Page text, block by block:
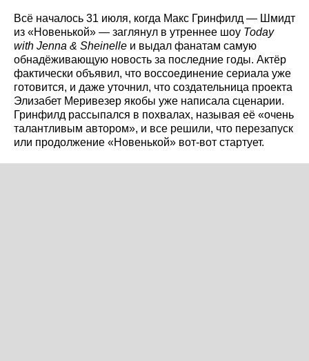
Всё началось 31 июля, когда Макс Гринфилд — Шмидт
из «Новенькой» — заглянул в утреннее шоу Today
with Jenna & Sheinelle и выдал фанатам самую
обнадёживающую новость за последние годы. Актёр
фактически объявил, что воссоединение сериала уже
готовится, и даже уточнил, что создательница проекта
Элизабет Меривезер якобы уже написала сценарии.
Гринфилд рассыпался в похвалах, называя её «очень
талантливым автором», и все решили, что перезапуск
или продолжение «Новенькой» вот-вот стартует.